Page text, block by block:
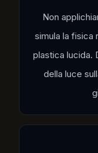
Non
simula la fisica
plastica lucida.
della luce